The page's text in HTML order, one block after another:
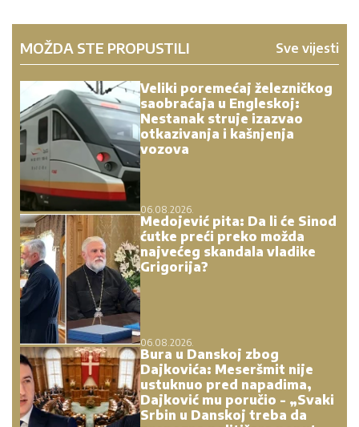
MOŽDA STE PROPUSTILI Sve vijesti
Veliki poremećaj železničkog
saobraćaja u Engleskoj:
Nestanak struje izazvao
otkazivanja i kašnjenja
vozova
06.08.2026.
Medojević pita: Da li će Sinod
ćutke preći preko možda
najvećeg skandala vladike
Grigorija?
06.08.2026.
Bura u Danskoj zbog
Dajkovića: Meseršmit nije
ustuknuo pred napadima,
Dajković mu poručio - „Svaki
Srbin u Danskoj treba da